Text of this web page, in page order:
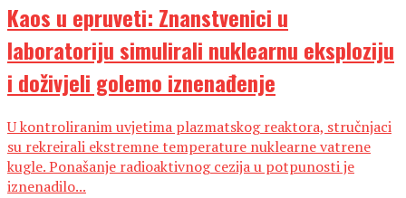
Kaos u epruveti: Znanstvenici u
laboratoriju simulirali nuklearnu eksploziju
i doživjeli golemo iznenađenje
U kontroliranim uvjetima plazmatskog reaktora, stručnjaci
su rekreirali ekstremne temperature nuklearne vatrene
kugle. Ponašanje radioaktivnog cezija u potpunosti je
iznenadilo...